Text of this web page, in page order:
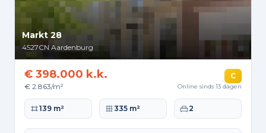
Markt 28
4527CN Aardenburg
€ 398.000 k.k.
€ 2.863/m²
C
Online sinds 13 dagen
Woonoppervlakte
139 m² Perceeloppervlakte
335 m² Slaapkamers
2